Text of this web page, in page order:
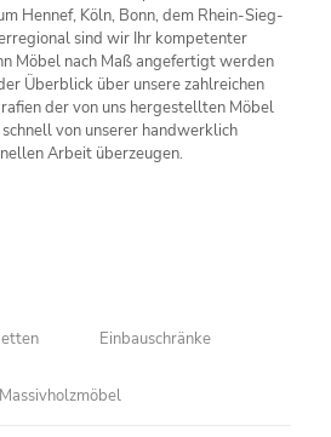
Hennef, Köln, Bonn, dem Rhein-Sieg-
sind wir Ihr kompetenter
Möbel nach Maß angefertigt werden
Überblick über unsere zahlreichen
der von uns hergestellten Möbel
von unserer handwerklich
Arbeit überzeugen.
Einbauschränke
Massivholzmöbel